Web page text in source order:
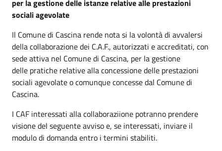
per la gestione delle istanze relative alle prestazioni
sociali agevolate
Il Comune di Cascina rende nota si la volontà di avvalersi
della collaborazione dei C.A.F., autorizzati e accreditati, con
sede attiva nel Comune di Cascina, per la gestione
delle pratiche relative alla concessione delle prestazioni
sociali agevolate o comunque concesse dal Comune di
Cascina.
I CAF interessati alla collaboraziione potranno prendere
visione del seguente avviso e, se interessati, inviare il
modulo di domanda entro i termini stabiliti.